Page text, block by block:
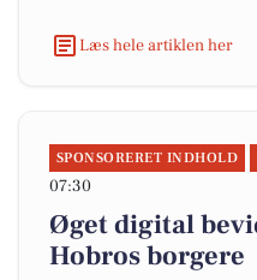
Læs hele artiklen her
SPONSORERET INDHOLD
07:30
Øget digital
Hobros borgere